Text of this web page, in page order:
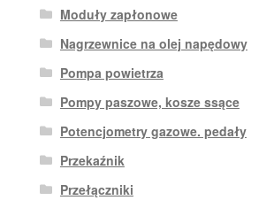
Moduły zapłonowe
Nagrzewnice na olej napędowy
Pompa powietrza
Pompy paszowe, kosze ssące
Potencjometry gazowe. pedały
Przekaźnik
Przełączniki